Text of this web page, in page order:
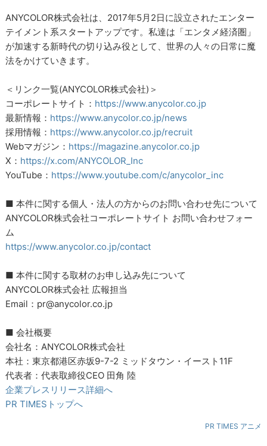
ANYCOLOR株式会社は、2017年5月2日に設立されたエンター
テイメント系スタートアップです。私達は「エンタメ経済圏」
が加速する新時代の切り込み役として、世界の人々の日常に魔
法をかけていきます。
＜リンク一覧(ANYCOLOR株式会社)＞
コーポレートサイト： https://www.anycolor.co.jp
最新情報： https://www.anycolor.co.jp/news
採用情報： https://www.anycolor.co.jp/recruit
Webマガジン： https://magazine.anycolor.co.jp
X： https://x.com/ANYCOLOR_Inc
YouTube： https://www.youtube.com/c/anycolor_inc
■ 本件に関する個人・法人の方からのお問い合わせ先について
ANYCOLOR株式会社コーポレートサイト お問い合わせフォー
ム
https://www.anycolor.co.jp/contact
■ 本件に関する取材のお申し込み先について
ANYCOLOR株式会社 広報担当
Email：pr@anycolor.co.jp
■ 会社概要
会社名：ANYCOLOR株式会社
本社：東京都港区赤坂9-7-2 ミッドタウン・イースト11F
代表者：代表取締役CEO 田角 陸
企業プレスリリース詳細へ
PR TIMESトップへ
PR TIMES アニメ